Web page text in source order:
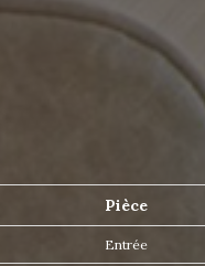
Pièce
Entrée